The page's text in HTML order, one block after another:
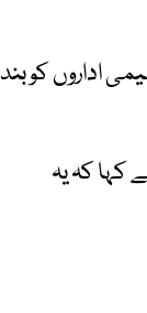
اداروں کو بند
کہا کہ یہ